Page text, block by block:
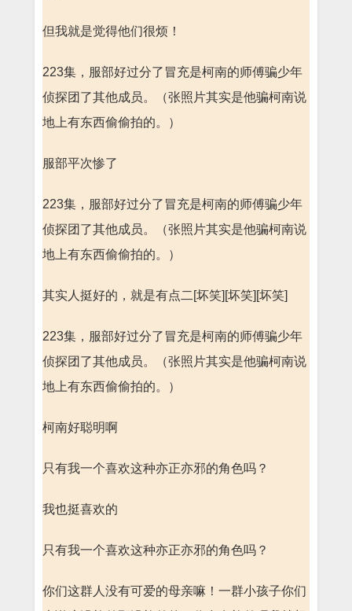
但我就是觉得他们很烦！
223集，服部好过分了冒充是柯南的师傅骗少年
侦探团了其他成员。（张照片其实是他骗柯南说
地上有东西偷偷拍的。）
服部平次惨了
223集，服部好过分了冒充是柯南的师傅骗少年
侦探团了其他成员。（张照片其实是他骗柯南说
地上有东西偷偷拍的。）
其实人挺好的，就是有点二[坏笑][坏笑][坏笑]
223集，服部好过分了冒充是柯南的师傅骗少年
侦探团了其他成员。（张照片其实是他骗柯南说
地上有东西偷偷拍的。）
柯南好聪明啊
只有我一个喜欢这种亦正亦邪的角色吗？
我也挺喜欢的
只有我一个喜欢这种亦正亦邪的角色吗？
你们这群人没有可爱的母亲嘛！一群小孩子你们